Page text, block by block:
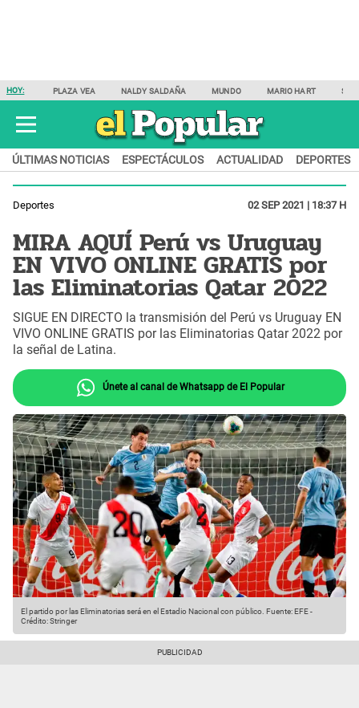
HOY: PLAZA VEA NALDY SALDAÑA MUNDO MARIO HART
ÚLTIMAS NOTICIAS ESPECTÁCULOS ACTUALIDAD DEPORTES
Deportes 02 SEP 2021 | 18:37 H
MIRA AQUÍ Perú vs Uruguay
EN VIVO ONLINE GRATIS por
las Eliminatorias Qatar 2022
SIGUE EN DIRECTO la transmisión del Perú vs Uruguay EN
VIVO ONLINE GRATIS por las Eliminatorias Qatar 2022 por
la señal de Latina.
Únete al canal de Whatsapp de El Popular
El partido por las Eliminatorias será en el Estadio Nacional con público. Fuente: EFE-
Crédito: Stringer